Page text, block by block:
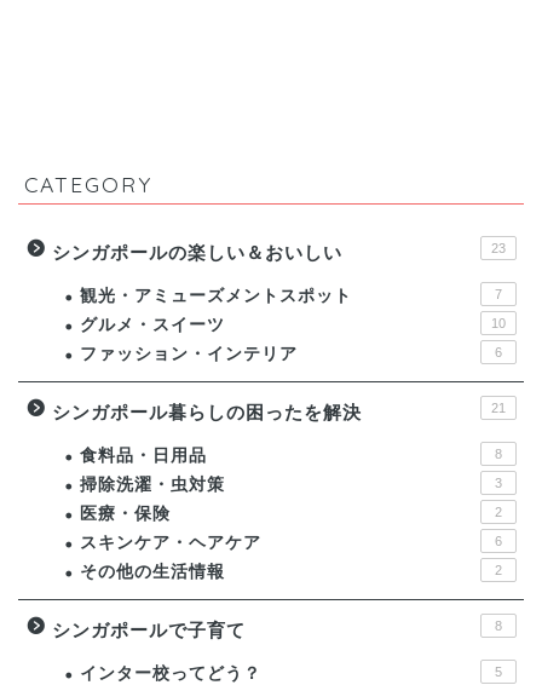
CATEGORY
シンガポールの楽しい＆おいしい 23
観光・アミューズメントスポット 7
グルメ・スイーツ 10
ファッション・インテリア 6
シンガポール暮らしの困ったを解決 21
食料品・日用品 8
掃除洗濯・虫対策 3
医療・保険 2
スキンケア・ヘアケア 6
その他の生活情報 2
シンガポールで子育て 8
インター校ってどう？ 5